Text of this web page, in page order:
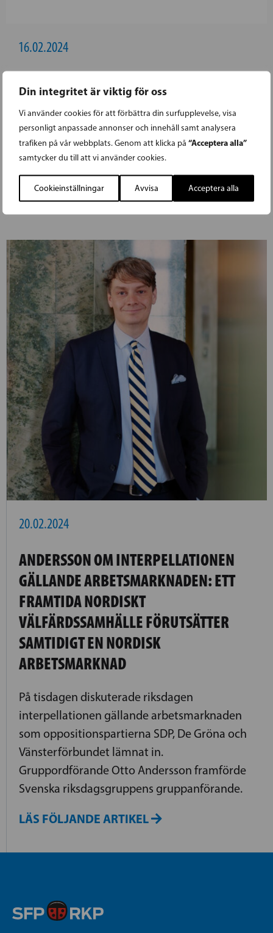
Din integritet är viktig för oss
Vi använder cookies för att förbättra din surfupplevelse, visa
personligt anpassade annonser och innehåll samt analysera
trafiken på vår webbplats. Genom att klicka på “Acceptera alla”
samtycker du till att vi använder cookies.
Cookieinställningar Avvisa Acceptera alla
16.02.2024
SFP NOMINERADE DE FÖRSTA
KANDIDATERNA FÖR
EUROPAPARLAMENTSVALET
SFP har nominerat de sju första kandidaterna i
Europaparlamentsvalet
LÄS FÖREGÅENDE ARTIKEL
20.02.2024
ANDERSSON OM INTERPELLATIONEN
GÄLLANDE ARBETSMARKNADEN: ETT
FRAMTIDA NORDISKT
VÄLFÄRDSSAMHÄLLE FÖRUTSÄTTER
SAMTIDIGT EN NORDISK
ARBETSMARKNAD
På tisdagen diskuterade riksdagen
interpellationen gällande arbetsmarknaden
som oppositionspartierna SDP, De Gröna och
Vänsterförbundet lämnat in.
Gruppordförande Otto Andersson framförde
Svenska riksdagsgruppens gruppanförande.
LÄS FÖLJANDE ARTIKEL